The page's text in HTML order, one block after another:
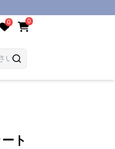
0 0
ト